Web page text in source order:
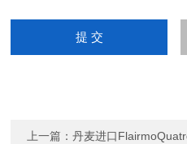
上一篇：丹麦进口